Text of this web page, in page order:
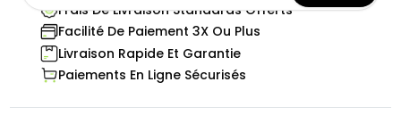
Frais De Livraison Standards Offerts
Facilité De Paiement 3X Ou Plus
Livraison Rapide Et Garantie
Paiements En Ligne Sécurisés